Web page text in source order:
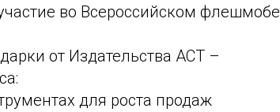
во Всероссийском флешмобе
от Издательства АСТ –
для роста продаж